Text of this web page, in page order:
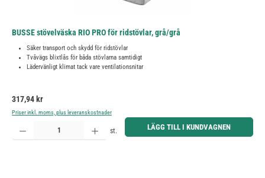
BUSSE stövelväska RIO PRO för ridstövlar, grå/grå
Säker transport och skydd för ridstövlar
Tvåvägs blixtlås för båda stövlarna samtidigt
Lädervänligt klimat tack vare ventilationsnitar
Ordinarie pris:
317,94 kr
Priser inkl. moms, plus leveranskostnader
Produktkvantitet: Ange önskat belopp eller använd knapparna för att öka eller minska kvantiteten.
st. LÄGG TILL I KUNDVAGNEN